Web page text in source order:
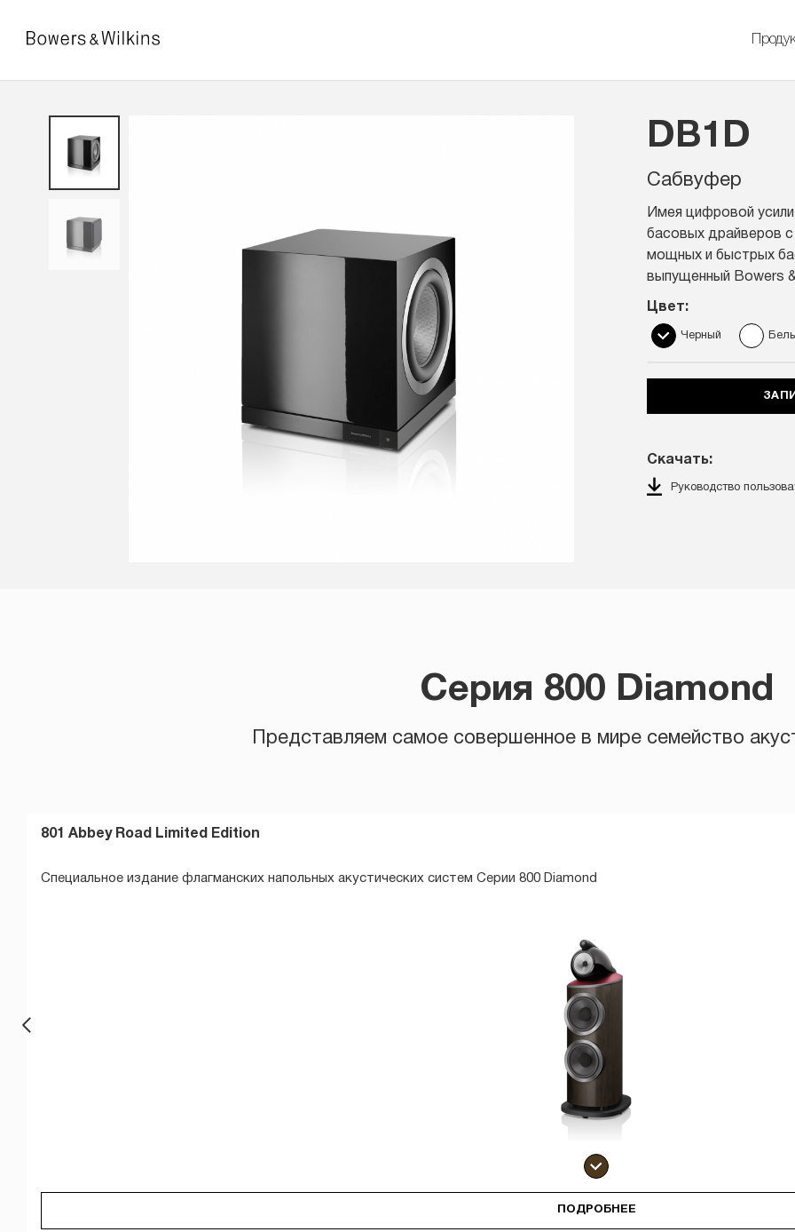
DB1D
Сабвуфер
Имея цифровой
басовых драйверов
мощных и быстрых
выпущенный Bowers
Цвет:
Черный
Скачать:
Руководство
Серия 800 Diamond
Представляем самое совершенное в мире семейство
801 Abbey Road Limited Edition
Специальное издание флагманских напольных акустических систем Серии 800 Diamond
ПОДРОБНЕЕ